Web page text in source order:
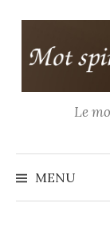
contenu
Le
MENU